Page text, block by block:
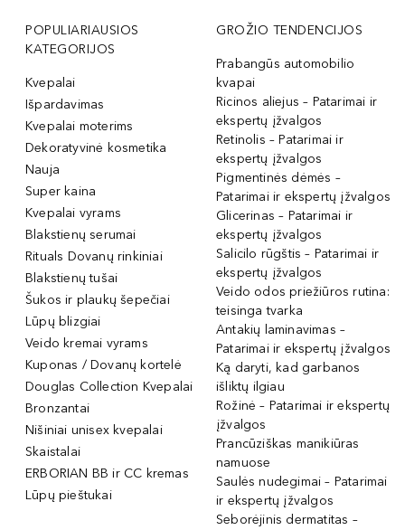
POPULIARIAUSIOS
KATEGORIJOS
Kvepalai
Išpardavimas
Kvepalai moterims
Dekoratyvinė kosmetika
Nauja
Super kaina
Kvepalai vyrams
Blakstienų serumai
Rituals Dovanų rinkiniai
Blakstienų tušai
Šukos ir plaukų šepečiai
Lūpų blizgiai
Veido kremai vyrams
Kuponas / Dovanų kortelė
Douglas Collection Kvepalai
Bronzantai
Nišiniai unisex kvepalai
Skaistalai
ERBORIAN BB ir CC kremas
Lūpų pieštukai
GROŽIO TENDENCIJOS
Prabangūs automobilio
kvapai
Ricinos aliejus – Patarimai ir
ekspertų įžvalgos
Retinolis – Patarimai ir
ekspertų įžvalgos
Pigmentinės dėmės –
Patarimai ir ekspertų įžvalgos
Glicerinas – Patarimai ir
ekspertų įžvalgos
Salicilo rūgštis – Patarimai ir
ekspertų įžvalgos
Veido odos priežiūros rutina:
teisinga tvarka
Antakių laminavimas –
Patarimai ir ekspertų įžvalgos
Ką daryti, kad garbanos
išliktų ilgiau
Rožinė – Patarimai ir ekspertų
įžvalgos
Prancūziškas manikiūras
namuose
Saulės nudegimai – Patarimai
ir ekspertų įžvalgos
Seborėjinis dermatitas –